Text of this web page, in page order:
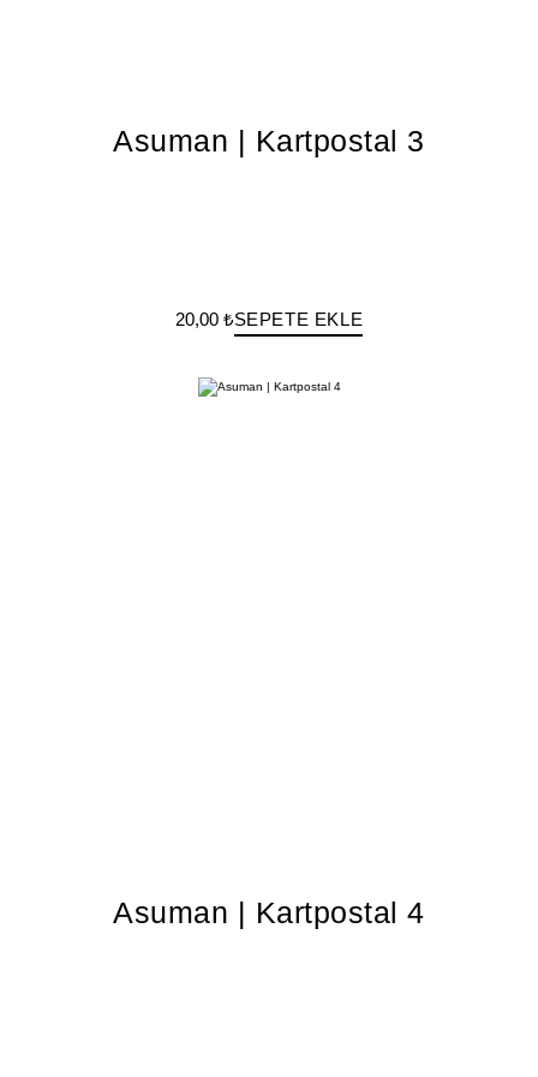
Asuman | Kartpostal 3
20,00 ₺SEPETE EKLE
Asuman | Kartpostal 4